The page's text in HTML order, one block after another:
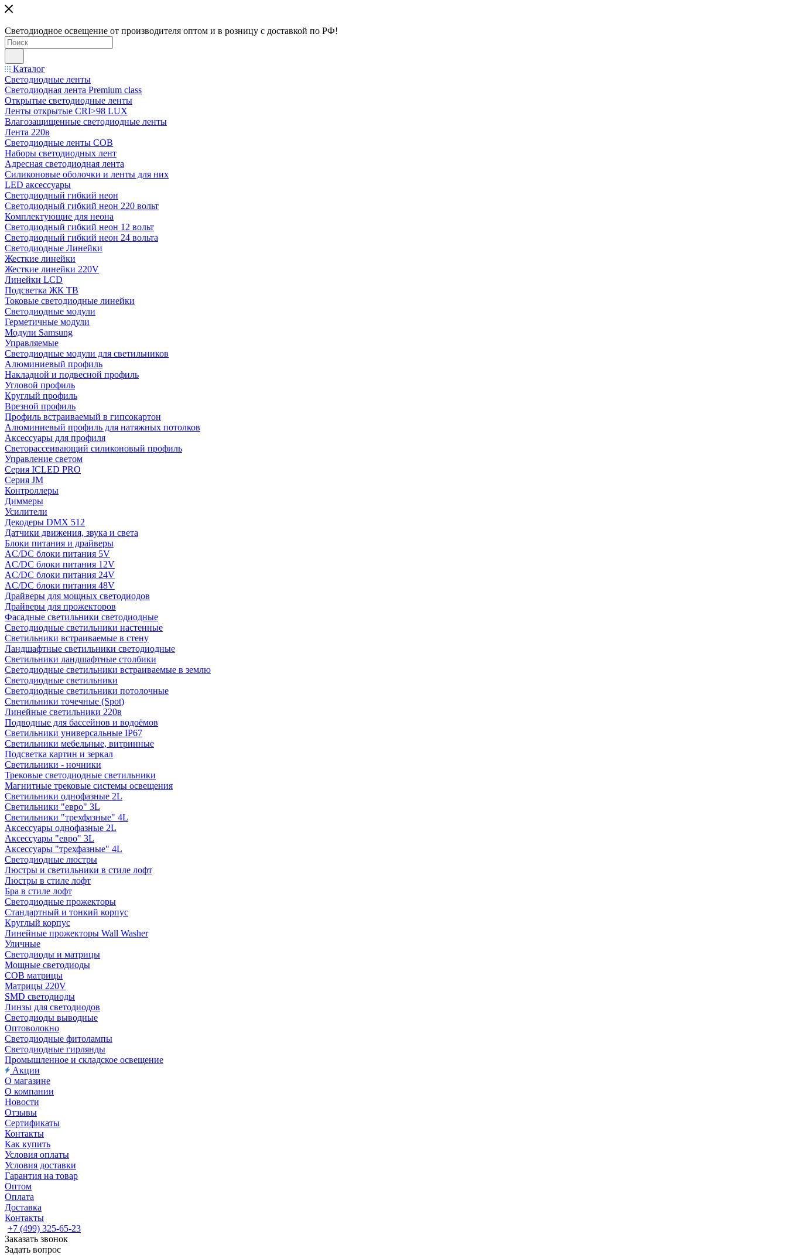
Светодиодное освещение от производителя оптом и в розницу с доставкой по РФ!
Каталог
Светодиодные ленты
Светодиодная лента Premium class
Открытые светодиодные ленты
Ленты открытые CRI>98 LUX
Влагозащищенные светодиодные ленты
Лента 220в
Светодиодные ленты COB
Наборы светодиодных лент
Адресная светодиодная лента
Силиконовые оболочки и ленты для них
LED аксессуары
Светодиодный гибкий неон
Светодиодный гибкий неон 220 вольт
Комплектующие для неона
Светодиодный гибкий неон 12 вольт
Светодиодный гибкий неон 24 вольта
Светодиодные Линейки
Жесткие линейки
Жесткие линейки 220V
Линейки LCD
Подсветка ЖК ТВ
Токовые светодиодные линейки
Светодиодные модули
Герметичные модули
Модули Samsung
Управляемые
Светодиодные модули для светильников
Алюминиевый профиль
Накладной и подвесной профиль
Угловой профиль
Круглый профиль
Врезной профиль
Профиль встраиваемый в гипсокартон
Алюминиевый профиль для натяжных потолков
Аксессуары для профиля
Светорассеивающий силиконовый профиль
Управление светом
Серия ICLED PRO
Серия JM
Контроллеры
Диммеры
Усилители
Декодеры DMX 512
Датчики движения, звука и света
Блоки питания и драйверы
AC/DC блоки питания 5V
AC/DC блоки питания 12V
AC/DC блоки питания 24V
AC/DC блоки питания 48V
Драйверы для мощных светодиодов
Драйверы для прожекторов
Фасадные светильники светодиодные
Светодиодные светильники настенные
Светильники встраиваемые в стену
Ландшафтные светильники светодиодные
Светильники ландшафтные столбики
Светодиодные светильники встраиваемые в землю
Светодиодные светильники
Светодиодные светильники потолочные
Светильники точечные (Spot)
Линейные светильники 220в
Подводные для бассейнов и водоёмов
Светильники универсальные IP67
Светильники мебельные, витринные
Подсветка картин и зеркал
Светильники - ночники
Трековые светодиодные светильники
Магнитные трековые системы освещения
Светильники однофазные 2L
Светильники "евро" 3L
Светильники "трехфазные" 4L
Аксессуары однофазные 2L
Аксессуары "евро" 3L
Аксессуары "трехфазные" 4L
Светодиодные люстры
Люстры и светильники в стиле лофт
Люстры в стиле лофт
Бра в стиле лофт
Светодиодные прожекторы
Стандартный и тонкий корпус
Круглый корпус
Линейные прожекторы Wall Washer
Уличные
Светодиоды и матрицы
Мощные светодиоды
COB матрицы
Матрицы 220V
SMD светодиоды
Линзы для светодиодов
Светодиоды выводные
Оптоволокно
Светодиодные фитолампы
Светодиодные гирлянды
Промышленное и складское освещение
Акции
О магазине
О компании
Новости
Отзывы
Сертификаты
Контакты
Как купить
Условия оплаты
Условия доставки
Гарантия на товар
Оптом
Оплата
Доставка
Контакты
+7 (499) 325-65-23
Заказать звонок
Задать вопрос